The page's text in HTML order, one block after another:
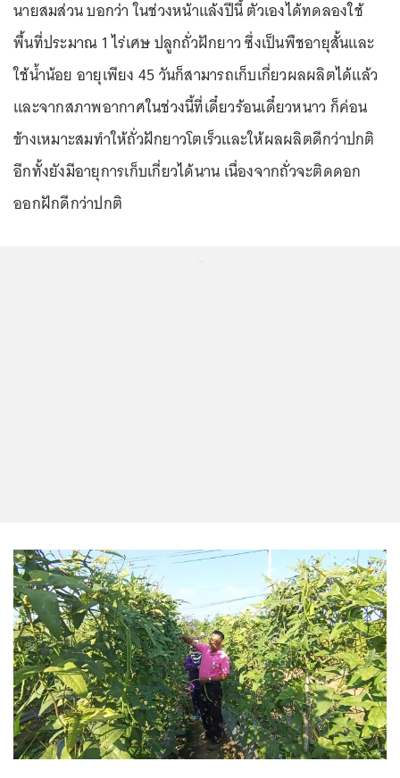
นายสมส่วน บอกว่า ในช่วงหน้าแล้งปีนี้ ตัวเองได้ทดลองใช้
พื้นที่ประมาณ 1 ไร่เศษ ปลูกถั่วฝักยาว ซึ่งเป็นพืชอายุสั้นและ
ใช้น้ำน้อย อายุเพียง 45 วันก็สามารถเก็บเกี่ยวผลผลิตได้แล้ว
และจากสภาพอากาศในช่วงนี้ที่เดี๋ยวร้อนเดี๋ยวหนาว ก็ค่อน
ข้างเหมาะสมทำให้ถั่วฝักยาวโตเร็วและให้ผลผลิตดีกว่าปกติ
อีกทั้งยังมีอายุการเก็บเกี่ยวได้นาน เนื่องจากถั่วจะติดดอก
ออกฝักดีกว่าปกติ